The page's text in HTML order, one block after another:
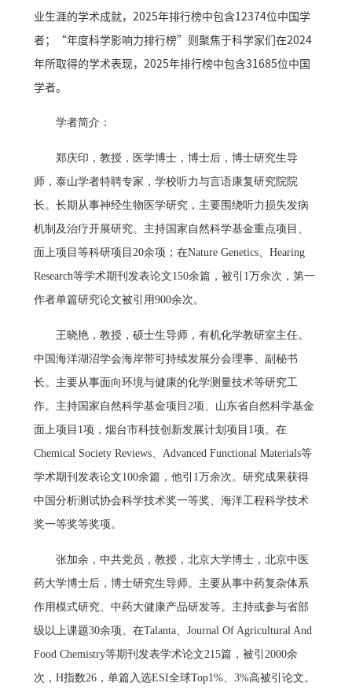
业生涯的学术成就，2025年排行榜中包含12374位中国学
者；“年度科学影响力排行榜”则聚焦于科学家们在2024
年所取得的学术表现，2025年排行榜中包含31685位中国
学者。
学者简介：
郑庆印，教授，医学博士，博士后，博士研究生导
师，泰山学者特聘专家，学校听力与言语康复研究院院
长。长期从事神经生物医学研究，主要围绕听力损失发病
机制及治疗开展研究。主持国家自然科学基金重点项目、
面上项目等科研项目20余项；在Nature Genetics、Hearing
Research等学术期刊发表论文150余篇，被引1万余次，第一
作者单篇研究论文被引用900余次。
王晓艳，教授，硕士生导师，有机化学教研室主任。
中国海洋湖沼学会海岸带可持续发展分会理事、副秘书
长。主要从事面向环境与健康的化学测量技术等研究工
作。主持国家自然科学基金项目2项、山东省自然科学基金
面上项目1项，烟台市科技创新发展计划项目1项。在
Chemical Society Reviews、Advanced Functional Materials等
学术期刊发表论文100余篇，他引1万余次。研究成果获得
中国分析测试协会科学技术奖一等奖、海洋工程科学技术
奖一等奖等奖项。
张加余，中共党员，教授，北京大学博士，北京中医
药大学博士后，博士研究生导师。主要从事中药复杂体系
作用模式研究、中药大健康产品研发等。主持或参与省部
级以上课题30余项。在Talanta、Journal Of Agricultural And
Food Chemistry等期刊发表学术论文215篇，被引2000余
次，H指数26，单篇入选ESI全球Top1%、3%高被引论文。